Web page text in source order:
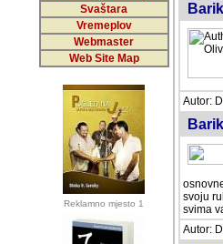
Svaštara
Vremeplov
Webmaster
Web Site Map
Reklamno mjesto 1
Autor:
Autor: